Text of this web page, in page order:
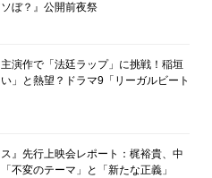
ぼ？』公開前夜祭
演作で「法廷ラップ」に挑戦！稲垣
」と熱望？ドラマ9「リーガルビート
』先行上映会レポート：梶裕貴、中
不変のテーマ」と「新たな正義」